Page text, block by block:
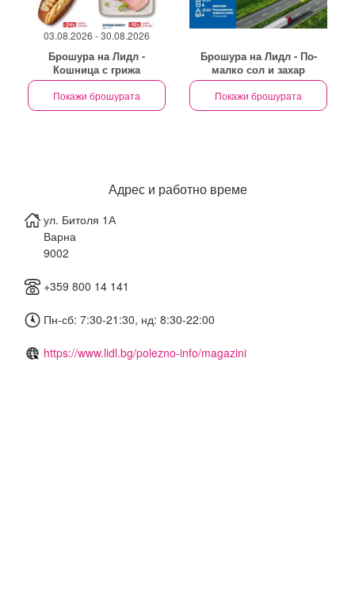
03.08.2026 - 30.08.2026
Брошура на Лидл -
Кошница с грижа
Покажи брошурата
Брошура на Лидл - По-
малко сол и захар
Покажи брошурата
Адрес и работно време
ул. Битоля 1А
Варна
9002
+359 800 14 141
Пн-сб: 7:30-21:30, нд: 8:30-22:00
https://www.lidl.bg/polezno-info/magazini